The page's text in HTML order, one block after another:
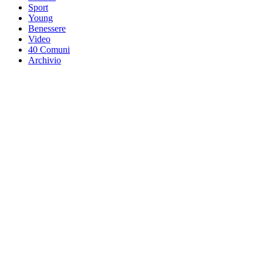
Sport
Young
Benessere
Video
40 Comuni
Archivio